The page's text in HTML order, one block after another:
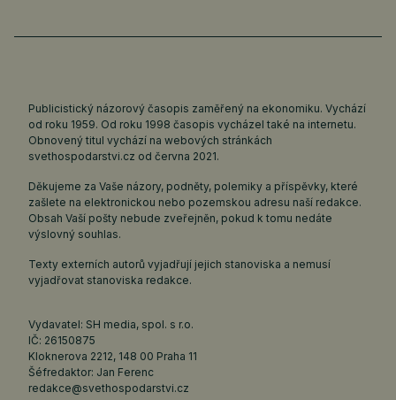
Publicistický názorový časopis zaměřený na ekonomiku. Vychází
od roku 1959. Od roku 1998 časopis vycházel také na internetu.
Obnovený titul vychází na webových stránkách
svethospodarstvi.cz od června 2021.
Děkujeme za Vaše názory, podněty, polemiky a příspěvky, které
zašlete na elektronickou nebo pozemskou adresu naší redakce.
Obsah Vaší pošty nebude zveřejněn, pokud k tomu nedáte
výslovný souhlas.
Texty externích autorů vyjadřují jejich stanoviska a nemusí
vyjadřovat stanoviska redakce.
Vydavatel: SH media, spol. s r.o.
IČ: 26150875
Kloknerova 2212, 148 00 Praha 11
Šéfredaktor: Jan Ferenc
redakce@svethospodarstvi.cz